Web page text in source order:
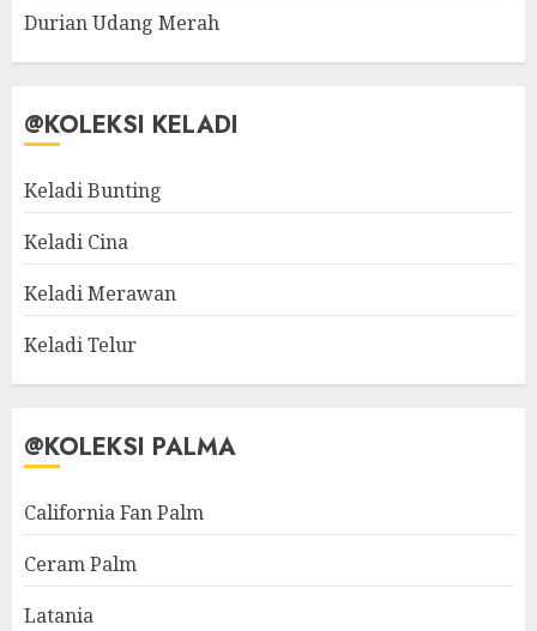
Durian Udang Merah
@KOLEKSI KELADI
Keladi Bunting
Keladi Cina
Keladi Merawan
Keladi Telur
@KOLEKSI PALMA
California Fan Palm
Ceram Palm
Latania